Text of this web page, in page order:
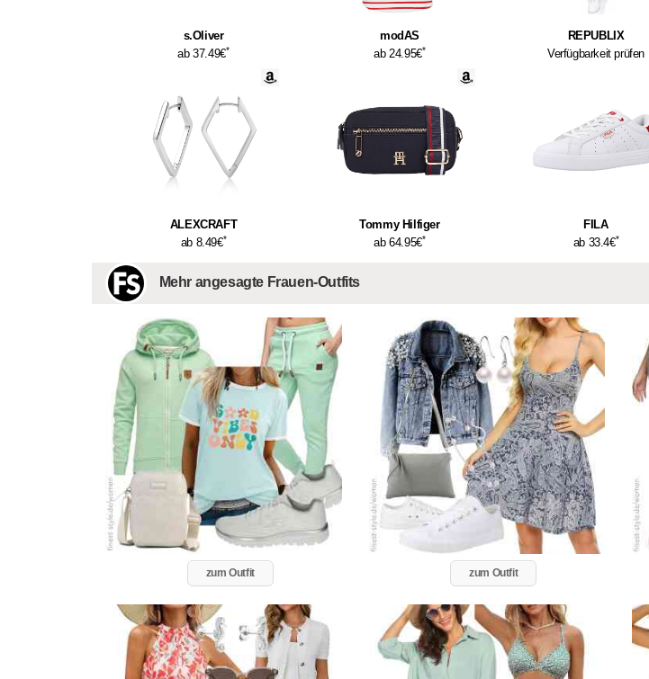
s.Oliver
ab 37.49€*
modAS
ab 24.95€*
REPUBLIX
Verfügbarkeit prüfen
ALEXCRAFT
ab 8.49€*
Tommy Hilfiger
ab 64.95€*
FILA
ab 33.4€*
Mehr angesagte Frauen-Outfits
zum Outfit zum Outfit